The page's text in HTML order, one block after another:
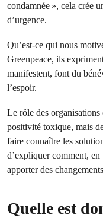
condamnée », cela crée
d’urgence.
Qu’est-ce qui nous
Greenpeace, ils
manifestent, font du
l’espoir.
Le rôle des organisations
positivité toxique, mais
faire connaître les
d’expliquer comment,
apporter des
Quelle est